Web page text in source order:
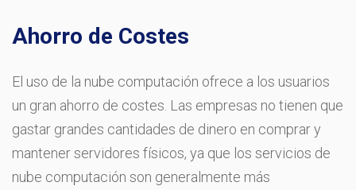
Ahorro de Costes
El uso de la nube computación ofrece a los usuarios
un gran ahorro de costes. Las empresas no tienen que
gastar grandes cantidades de dinero en comprar y
mantener servidores físicos, ya que los servicios de
nube computación son generalmente más